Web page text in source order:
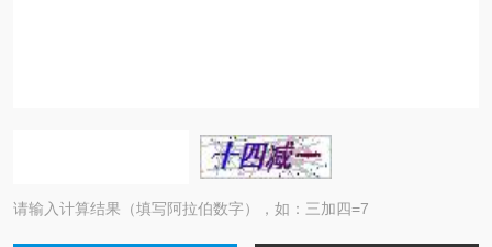
请输入计算结果（填写阿拉伯数字），如：三加四=7